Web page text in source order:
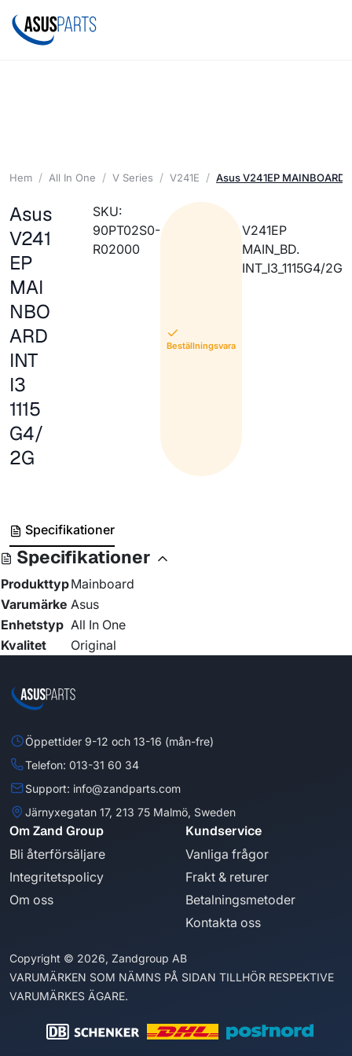
Hem All In One V Series V241E Asus V241EP MAINBOARD
Asus
V241
EP
MAI
NBO
ARD
INT
I3
1115
G4/
2G
SKU:
90PT02S0-
R02000
Beställningsvara
V241EP
MAIN_BD.
INT_I3_1115G4/2G
Specifikationer
Specifikationer
ProdukttypMainboard
Varumärke Asus
Enhetstyp All In One
Kvalitet
Original
Öppettider 9-12 och 13-16 (mån-fre)
Telefon: 013-31 60 34
Support: info@zandparts.com
Järnyxegatan 17, 213 75 Malmö, Sweden
Om Zand Group
Bli återförsäljare
Integritetspolicy
Om oss
Kundservice
Vanliga frågor
Frakt & returer
Betalningsmetoder
Kontakta oss
Copyright © 2026, Zandgroup AB
VARUMÄRKEN SOM NÄMNS PÅ SIDAN TILLHÖR RESPEKTIVE
VARUMÄRKES ÄGARE.